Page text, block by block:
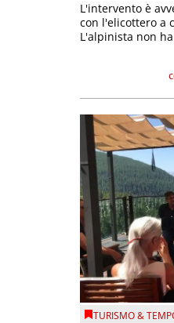
L'intervento è
con l'elicottero a
L'alpinista non
TURISMO &